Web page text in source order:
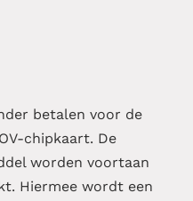
betalen voor de
chipkaart. De
worden voortaan
Hiermee wordt een